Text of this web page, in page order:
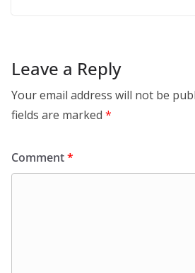
Leave a Reply
Your email address will not be
fields are marked *
Comment*